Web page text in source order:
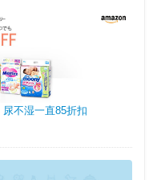
不湿一直85折扣